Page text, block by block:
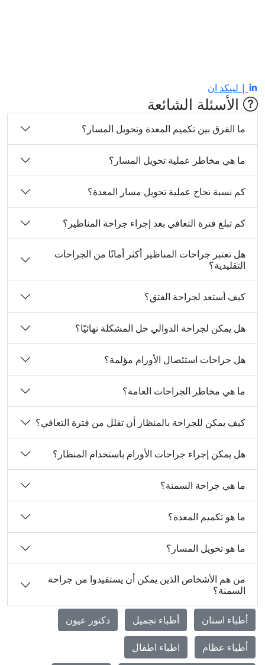
| لينكد ان
الأسئلة الشائعة
ما الفرق بين تكميم المعدة وتحويل المسار؟
ما هي مخاطر عملية تحويل المسار؟
كم نسبة نجاح عملية تحويل مسار المعدة؟
كم تبلغ فترة التعافي بعد إجراء جراحة المناظير؟
هل تعتبر جراحات المناظير أكثر أمانًا من الجراحات
التقليدية؟
كيف أستعد لجراحة الفتق؟
هل يمكن لجراحة الدوالي حل المشكلة نهائيًا؟
هل جراحات استئصال الأورام مؤلمة؟
ما هي مخاطر الجراحات العامة؟
كيف يمكن للجراحة بالمنظار أن تقلل من فترة التعافي؟
هل يمكن إجراء جراحات الأورام باستخدام المنظار؟
ما هي جراحة السمنة؟
ما هو تكميم المعدة؟
ما هو تحويل المسار؟
من هم الأشخاص الذين يمكن أن يستفيدوا من جراحة
السمنة؟
أطباء اسنان أطباء تجميل دكتور عيون
أطباء عظام اطباء اطفال